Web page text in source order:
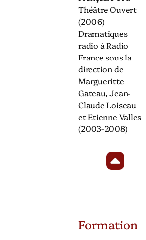
Théâtre Ouvert
(2006)
Dramatiques
radio à Radio
France sous la
direction de
Margueritte
Gateau, Jean-
Claude Loiseau
et Etienne Valles
(2003-2008)
Formation